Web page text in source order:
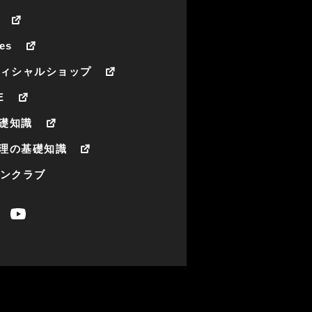
シャルショップ
知識
の基礎知識
クラブ